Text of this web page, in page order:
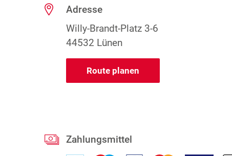
Adresse
Willy-Brandt-Platz 3-6
44532 Lünen
Route planen
Zahlungsmittel